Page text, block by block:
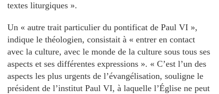
textes liturgiques ».
Un « autre trait particulier du pontificat de Paul VI »,
indique le théologien, consistait à « entrer en contact
avec la culture, avec le monde de la culture sous tous ses
aspects et ses différentes expressions ». « C’est l’un des
aspects les plus urgents de l’évangélisation, souligne le
président de l’institut Paul VI, à laquelle l’Église ne peut